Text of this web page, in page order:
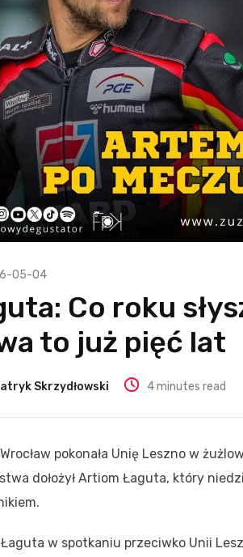
05-04
Co roku
to już pięć lat
Skrzydłowski 4 minutes read
pokonała Unię Leszno w
dołożył Artiom Łaguta, który
w spotkaniu przeciwko Unii